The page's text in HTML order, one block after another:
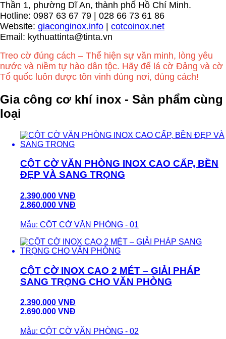
Thần 1, phường Dĩ An, thành phố Hồ Chí Minh.
Hotline: 0987 63 67 79 | 028 66 73 61 86
Website: giaconginox.info | cotcoinox.net
Email: kythuattinta@tinta.vn
Treo cờ đúng cách – Thể hiện sự văn minh, lòng yêu
nước và niềm tự hào dân tộc. Hãy để lá cờ Đảng và cờ
Tổ quốc luôn được tôn vinh đúng nơi, đúng cách!
Gia công cơ khí inox - Sản phẩm cùng
loại
CỘT CỜ VĂN PHÒNG INOX CAO CẤP, BỀN
ĐẸP VÀ SANG TRỌNG
2.390.000 VNĐ
2.860.000 VNĐ
Mẫu: CỘT CỜ VĂN PHÒNG - 01
CỘT CỜ INOX CAO 2 MÉT – GIẢI PHÁP
SANG TRỌNG CHO VĂN PHÒNG
2.390.000 VNĐ
2.690.000 VNĐ
Mẫu: CỘT CỜ VĂN PHÒNG - 02